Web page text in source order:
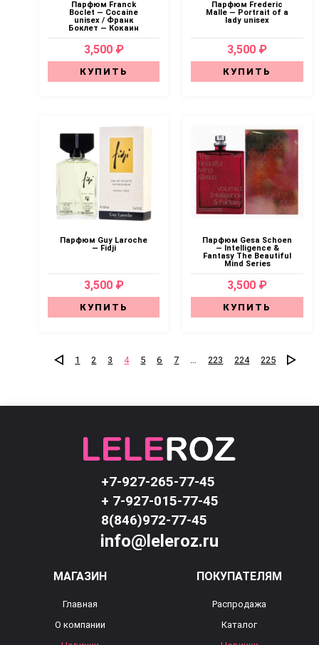
Парфюм Franck
Boclet — Cocaine
unisex / Франк
Боклет — Кокаин
3,500 ₽
КУПИТЬ
Парфюм Frederic
Malle — Portrait of a
lady unisex
3,500 ₽
КУПИТЬ
Парфюм Guy Laroche
— Fidji
3,500 ₽
КУПИТЬ
Парфюм Gesa Schoen
— Intelligence &
Fantasy The Beautiful
Mind Series
3,500 ₽
КУПИТЬ
1 2 3 4 5 6 7 … 223 224 225
+7-927-265-77-45
+ 7-927-015-77-45
8(846)972-77-45
info@leleroz.ru
МАГАЗИН
Главная
О компании
ПОКУПАТЕЛЯМ
Распродажа
Каталог